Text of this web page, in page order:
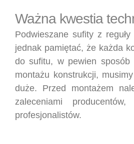
Ważna kwestia
Podwieszane sufity z
jednak pamiętać, że każda
do sufitu, w pewien sposób
montażu konstrukcji,
duże. Przed montażem
zaleceniami
profesjonalistów.